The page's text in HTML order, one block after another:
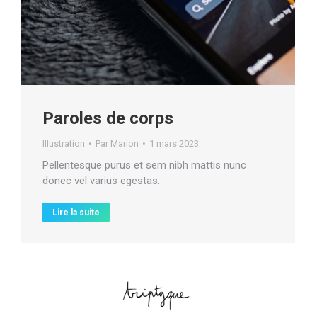
Paroles de corps
Illustration Par Marion 1 mars 2023
Pellentesque purus et sem nibh mattis nunc
donec vel varius egestas.
Lire la suite